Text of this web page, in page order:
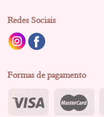
Redes Sociais
Formas de pagamento